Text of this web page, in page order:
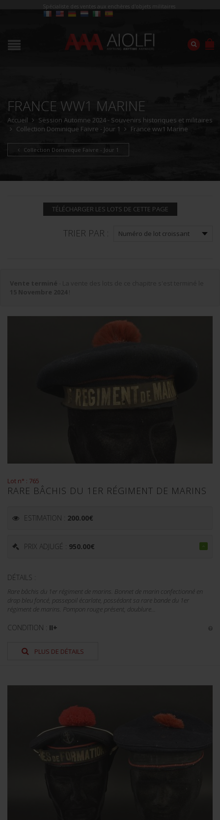
Spécialiste des ventes aux enchères d'objets militaires
FRANCE WW1 MARINE
Accueil
Session Automne 2024 - Souvenirs historiques et militaires
Collection Dominique Faivre - Jour 1
France ww1 Marine
Collection Dominique Faivre - Jour 1
TÉLÉCHARGER LES LOTS DE CETTE PAGE
TRIER PAR :
Lot n° : 765
RARE BÂCHIS DU 1ER RÉGIMENT DE MARINS
ESTIMATION : 200.00€
PRIX ADJUGÉ : 950.00€
DÉTAILS :
Rare bâchis du 1er régiment de marins. Bonnet de marin confectionné en
drap bleu foncé, passepoil écarlate, possédant sa rare bande du 1er
régiment de marins. Pompon rouge présent, doublure...
CONDITION : II+
PLUS DE DÉTAILS